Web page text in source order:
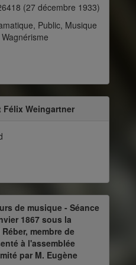
(27 décembre 1933)
Public, Musique
Weingartner
de musique - Séance
1867 sous la
membre de
à l'assemblée
par M. Eugène